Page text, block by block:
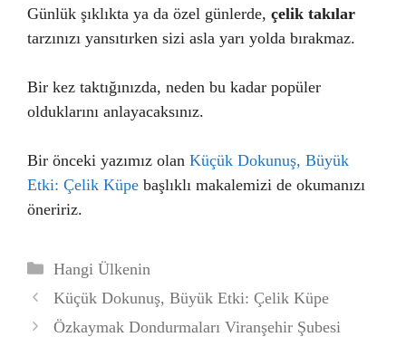
Günlük şıklıkta ya da özel günlerde, çelik takılar
tarzınızı yansıtırken sizi asla yarı yolda bırakmaz.
Bir kez taktığınızda, neden bu kadar popüler
olduklarını anlayacaksınız.
Bir önceki yazımız olan Küçük Dokunuş, Büyük
Etki: Çelik Küpe başlıklı makalemizi de okumanızı
öneririz.
Kategoriler
Hangi Ülkenin
Küçük Dokunuş, Büyük Etki: Çelik Küpe
Özkaymak Dondurmaları Viranşehir Şubesi